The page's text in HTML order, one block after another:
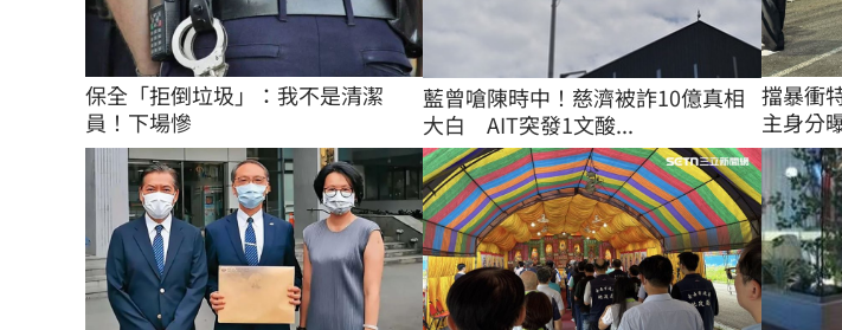
保全「拒倒垃圾」：我不是清潔
員！下場慘
藍曾嗆陳時中！慈濟被詐10億真相
大白 AIT突發1文酸...
擋暴衝
主身分